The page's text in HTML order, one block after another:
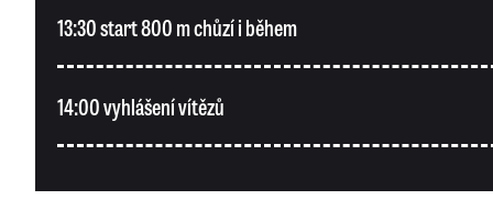
13:30 start 800 m chůzí i během
14:00 vyhlášení vítězů